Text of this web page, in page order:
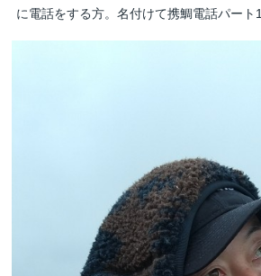
に電話をする方。名付けて携鯛電話パート1